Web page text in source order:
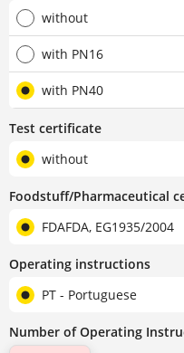
without
with PN16
with PN40
Test certificate
without
Foodstuff/Pharmaceutical
FDAFDA, EG1935/2004
Operating instructions
PT - Portuguese
Number of Operating